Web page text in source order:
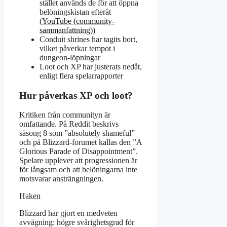
stället används de för att öppna
belöningskistan efteråt
(YouTube (community-
sammanfattning))
Conduit shrines har tagits bort,
vilket påverkar tempot i
dungeon-löpningar
Loot och XP har justerats nedåt,
enligt flera spelarrapporter
Hur påverkas XP och loot?
Kritiken från communityn är
omfattande. På Reddit beskrivs
säsong 8 som ”absolutely shameful”
och på Blizzard-forumet kallas den ”A
Glorious Parade of Disappointment”.
Spelare upplever att progressionen är
för långsam och att belöningarna inte
motsvarar ansträngningen.
Haken
Blizzard har gjort en medveten
avvägning: högre svårighetsgrad för